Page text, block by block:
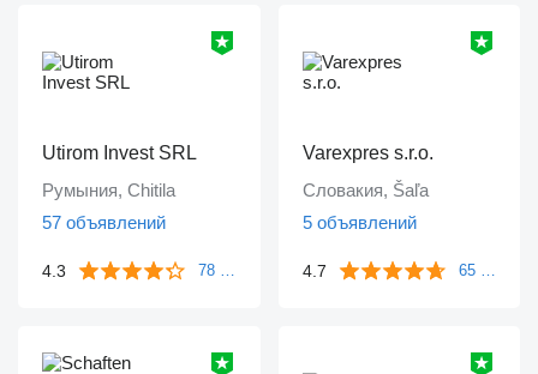
Utirom Invest SRL
Румыния, Chitila
57 объявлений
4.3 78 отзывов
Varexpres s.r.o.
Словакия, Šaľa
5 объявлений
4.7 65 отзывов